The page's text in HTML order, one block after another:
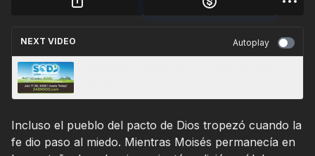
NEXT VIDEO Autoplay
Incluso el pueblo del pacto de Dios tropezó cuando la
fe dio paso al miedo. Mientras Moisés permanecía en